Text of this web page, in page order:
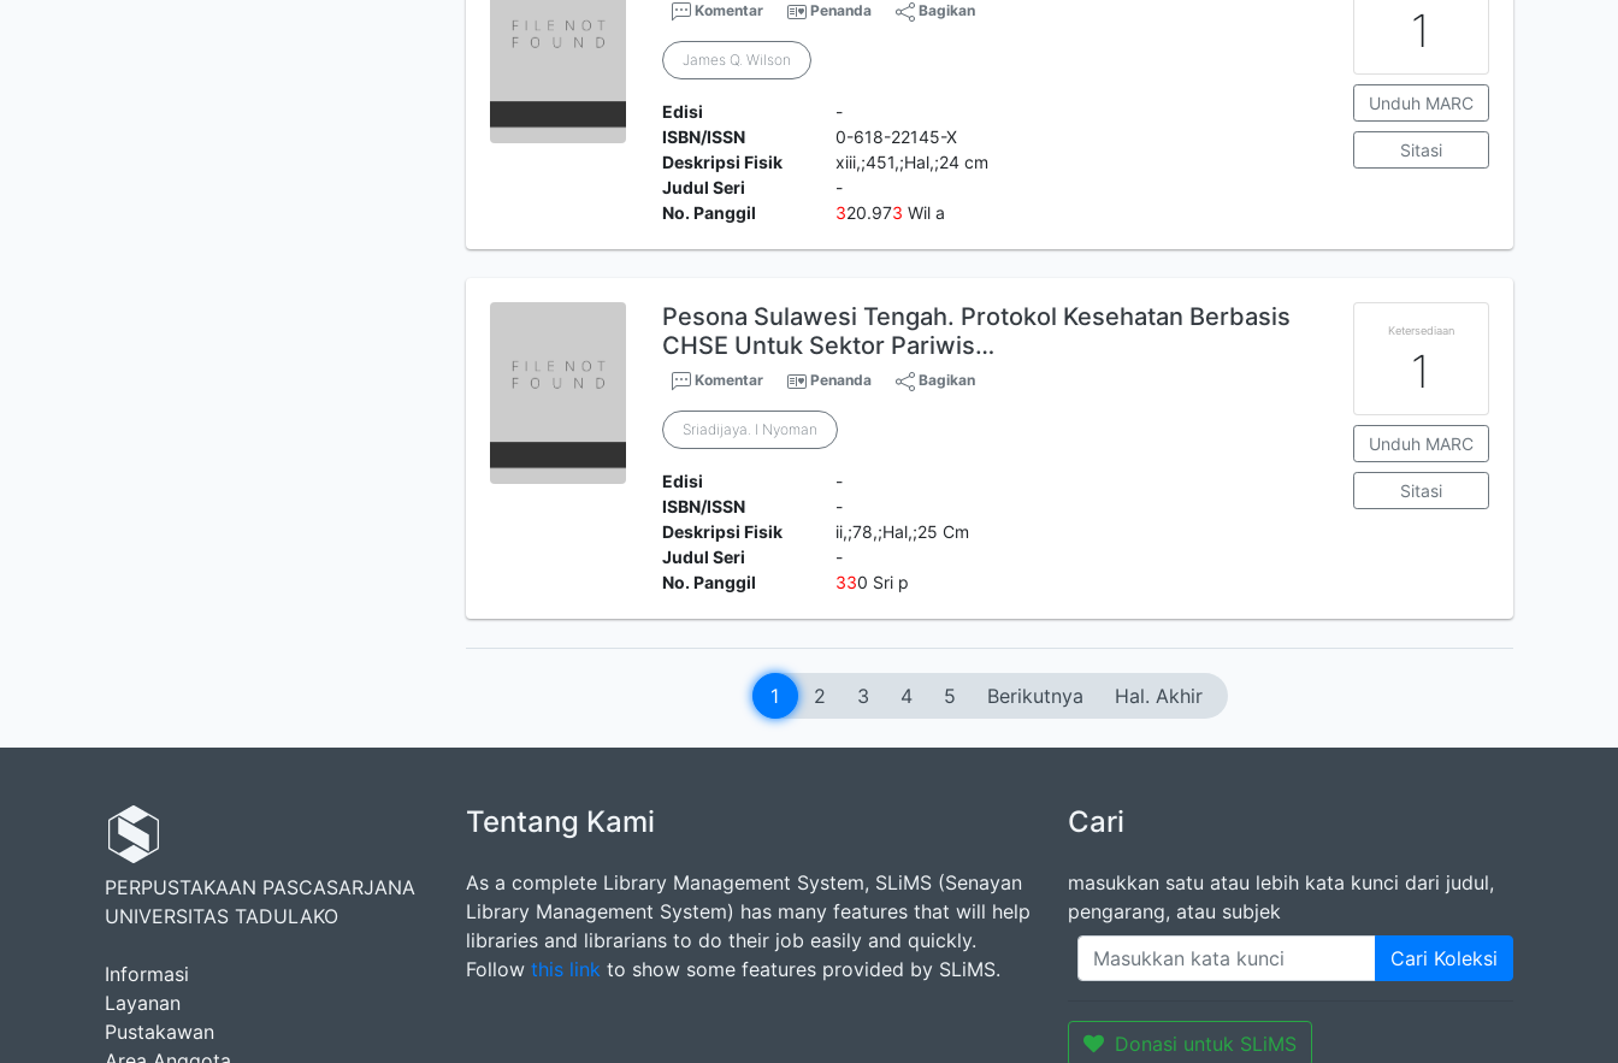
Komentar Penanda Bagikan
James Q. Wilson
Edisi
-
ISBN/ISSN
0-618-22145-X
Deskripsi Fisik
xiii,;451,;Hal,;24 cm
Judul Seri
-
No. Panggil
320.973 Wil a
1
Unduh MARC
Sitasi
Pesona Sulawesi Tengah. Protokol Kesehatan Berbasis
CHSE Untuk Sektor Pariwis…
Komentar Penanda Bagikan
Sriadijaya. I Nyoman
Edisi
-
ISBN/ISSN
-
Deskripsi Fisik
ii,;78,;Hal,;25 Cm
Judul Seri
-
No. Panggil
330 Sri p
Ketersediaan
1
Unduh MARC
Sitasi
1 2 3 4 5 Berikutnya Hal. Akhir
PERPUSTAKAAN PASCASARJANA
UNIVERSITAS TADULAKO
Informasi
Layanan
Pustakawan
Tentang Kami
As a complete Library Management System, SLiMS (Senayan
Library Management System) has many features that will help
libraries and librarians to do their job easily and quickly.
Follow this link to show some features provided by SLiMS.
Cari
masukkan satu atau lebih kata kunci dari judul,
pengarang, atau subjek
Cari Koleksi
Donasi untuk SLiMS